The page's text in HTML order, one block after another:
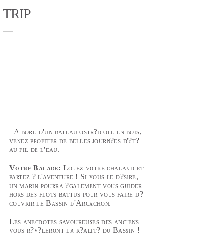
trip
A bord d'un bateau ostr?icole en bois,
venez profiter de belles journ?es d'?t?
au fil de l'eau.
Votre Balade: Louez votre chaland et
partez ? l'aventure ! Si vous le d?sire,
un marin pourra ?galement vous guider
hors des flots battus pour vous faire d?
couvrir le Bassin d'Arcachon.
Les anecdotes savoureuses des anciens
vous r?v?leront la r?alit? du Bassin !